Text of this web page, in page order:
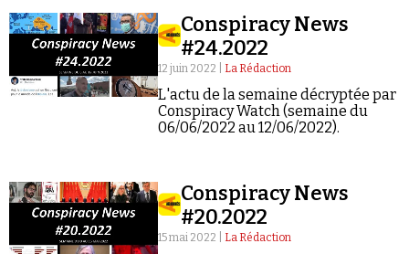
Se connecter
Conspiracy News
#24.2022
12 juin 2022 | La Rédaction
L'actu de la semaine décryptée par
Conspiracy Watch (semaine du
06/06/2022 au 12/06/2022).
Conspiracy News
#20.2022
15 mai 2022 | La Rédaction